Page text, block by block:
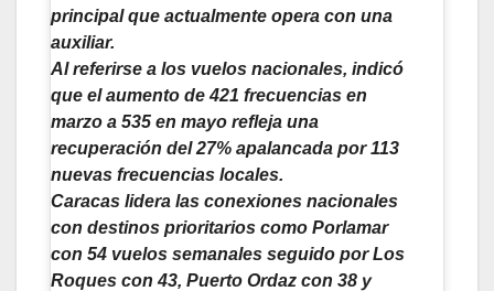
principal que actualmente opera con una
auxiliar.
Al referirse a los vuelos nacionales, indicó
que el aumento de 421 frecuencias en
marzo a 535 en mayo refleja una
recuperación del 27% apalancada por 113
nuevas frecuencias locales.
Caracas lidera las conexiones nacionales
con destinos prioritarios como Porlamar
con 54 vuelos semanales seguido por Los
Roques con 43, Puerto Ordaz con 38 y